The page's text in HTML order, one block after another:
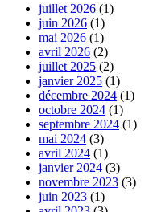
juillet 2026 (1)
juin 2026 (1)
mai 2026 (1)
avril 2026 (2)
juillet 2025 (2)
janvier 2025 (1)
décembre 2024 (1)
octobre 2024 (1)
septembre 2024 (1)
mai 2024 (3)
avril 2024 (1)
janvier 2024 (3)
novembre 2023 (3)
juin 2023 (1)